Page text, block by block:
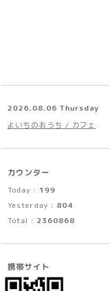
2026.08.06 Thursday
よいちのおうち / カフェ
カウンター
Today : 199
Yesterday : 804
Total : 2360868
携帯サイト